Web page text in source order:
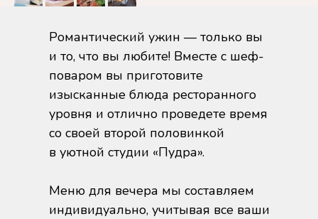
Романтический ужин — только вы
и то, что вы любите! Вместе с шеф-
поваром вы приготовите
изысканные блюда ресторанного
уровня и отлично проведете время
со своей второй половинкой
в уютной студии «Пудра».
Меню для вечера мы составляем
индивидуально, учитывая все ваши